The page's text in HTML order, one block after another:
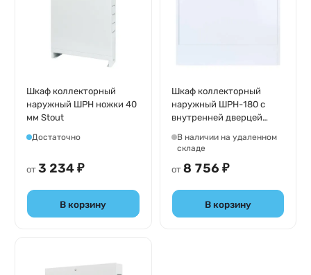
Шкаф коллекторный
наружный ШРН ножки 40
мм Stout
Достаточно
от 3 234 ₽
В корзину
Шкаф коллекторный
наружный ШРН-180 с
внутренней дверцей
В наличии на удаленном
складе
от 8 756 ₽
В корзину